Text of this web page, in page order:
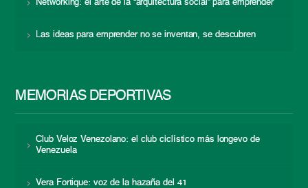
Networking: el arte de la “arquitectura social” para emprender
Las ideas para emprender no se inventan, se descubren
MEMORIAS DEPORTIVAS
Club Veloz Venezolano: el club ciclístico más longevo de
Venezuela
Vera Fortique: voz de la hazaña del 41